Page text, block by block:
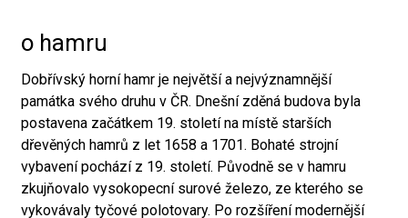
o hamru
Dobřívský horní hamr je největší a nejvýznamnější
památka svého druhu v ČR. Dnešní zděná budova byla
postavena začátkem 19. století na místě starších
dřevěných hamrů z let 1658 a 1701. Bohaté strojní
vybavení pochází z 19. století. Původně se v hamru
zkujňovalo vysokopecní surové železo, ze kterého se
vykovávaly tyčové polotovary. Po rozšíření modernější